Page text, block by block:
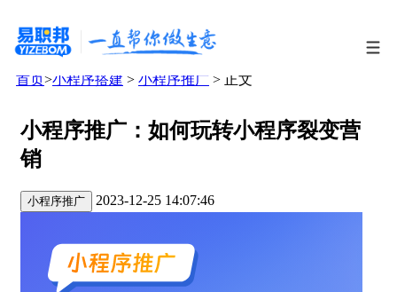
首页>小程序搭建 > 小程序推广 > 正文
小程序推广：如何玩转小程序裂变营
销
小程序推广 2023-12-25 14:07:46